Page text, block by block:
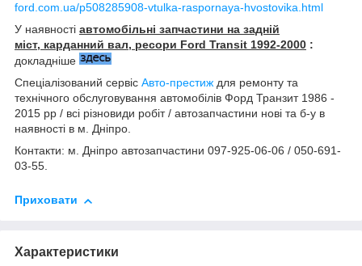
ford.com.ua/p508285908-vtulka-raspornaya-hvostovika.html
У наявності автомобільні запчастини на задній
міст, карданний вал, ресори Ford Transit 1992-2000 :
докладніше
Спеціалізований сервіс Авто-престиж для ремонту та
технічного обслуговування автомобілів Форд Транзит 1986 -
2015 рр / всі різновиди робіт / автозапчастини нові та б-у в
наявності в м. Дніпро.
Контакти: м. Дніпро автозапчастини 097-925-06-06 / 050-691-
03-55.
Приховати
Характеристики